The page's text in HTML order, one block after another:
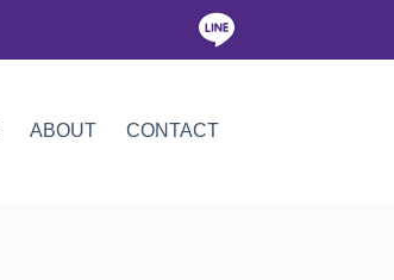
ABOUT CONTACT